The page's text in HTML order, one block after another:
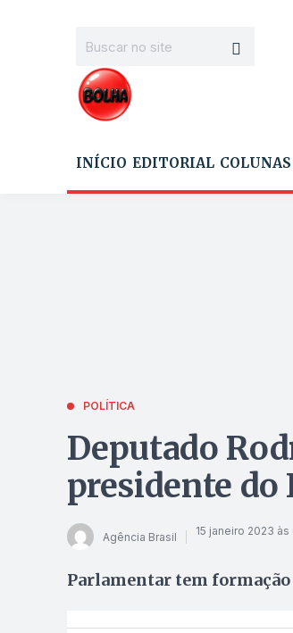
INÍCIO EDITORIAL COLUNAS
POLÍTICA
Deputado
presidente do
Agência Brasil 15 janeiro 2023 às
Parlamentar tem